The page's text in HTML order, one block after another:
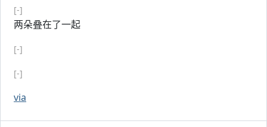
[-]
两朵叠在了一起
[-]
[-]
via